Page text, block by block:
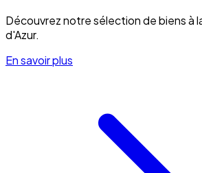
Découvrez notre sélection de biens à
d'Azur.
En savoir plus